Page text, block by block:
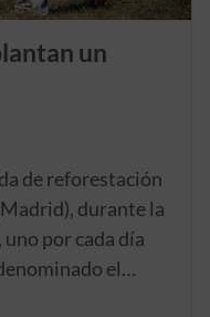
un
de reforestación
durante la
por cada día
el